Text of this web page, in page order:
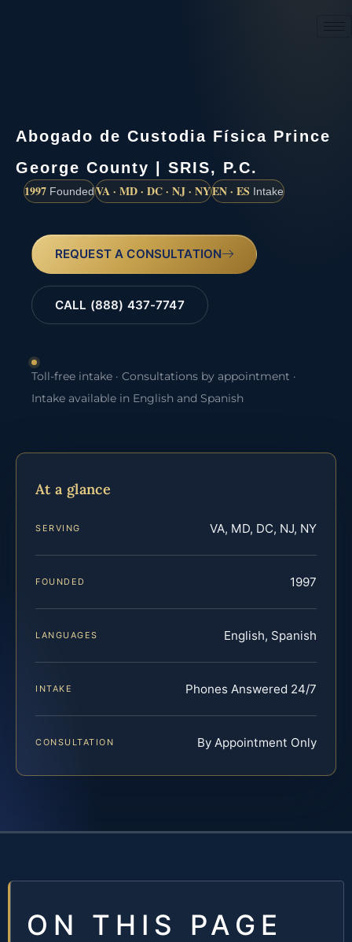
Abogado de Custodia Física Prince
George County | SRIS, P.C.
1997 FoundedVA · MD · DC · NJ · NYEN · ES Intake
REQUEST A CONSULTATION
CALL (888) 437-7747
Toll-free intake · Consultations by appointment ·
Intake available in English and Spanish
At a glance
SERVING VA, MD, DC, NJ, NY
FOUNDED 1997
LANGUAGES English, Spanish
INTAKE Phones Answered 24/7
CONSULTATION By Appointment Only
ON THIS PAGE